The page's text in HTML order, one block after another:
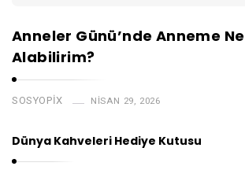
Anneler Günü’nde Anneme
Alabilirim?
SOSYOPIX NISAN 29, 2026
Dünya Kahveleri Hediye Kutusu